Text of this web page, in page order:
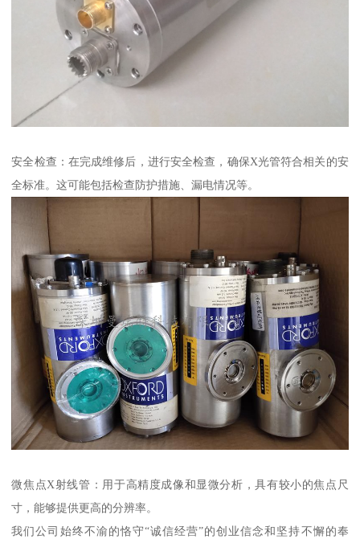
安全检查：在完成维修后，进行安全检查，确保X光管符合相关的安
全标准。这可能包括检查防护措施、漏电情况等。
微焦点X射线管：用于高精度成像和显微分析，具有较小的焦点尺
寸，能够提供更高的分辨率。
我们公司始终不渝的恪守“诚信经营”的创业信念和坚持不懈的奉